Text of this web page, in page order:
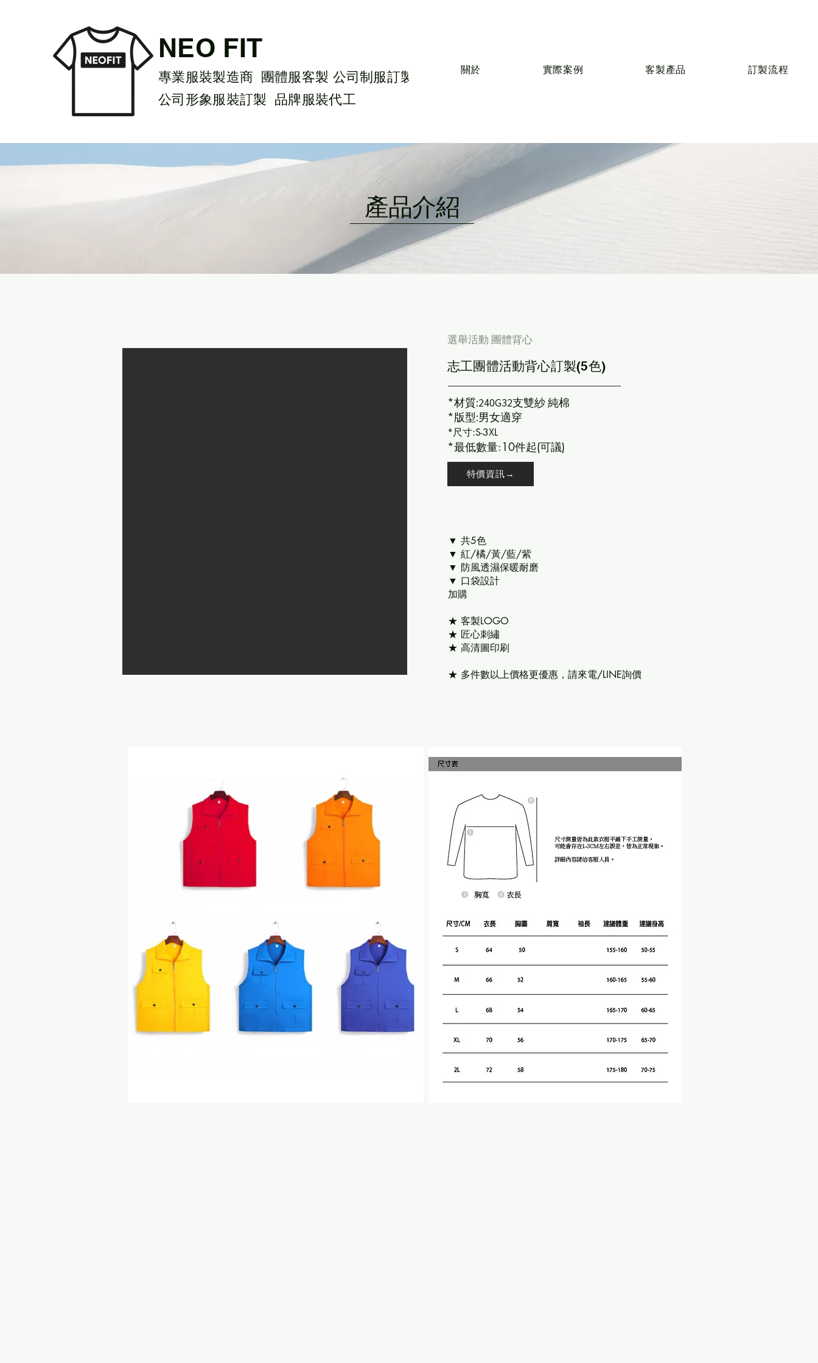
NEO FIT
專業服裝製造商 團體服客製 公司制服訂製
公司形象服裝訂製 品牌服裝代工
關於 實際案例 客製產品 訂製流程
​產品介紹
​選舉活動 團體背心
志工團體活動背心訂製(5色)
*材質:240G32支雙紗 純棉
*版型:男女適穿
*尺寸:S-3XL
*最低數量:10件起(可議)
特價資訊→
▼ 共5色
▼ 紅/橘/黃/藍/紫
▼ 防風透濕保暖耐磨
▼ 口袋設計
​加購
★ 客製LOGO
★ 匠心刺繡
★ 高清圖印刷
★ 多件數以上價格更優惠，請來電/LINE詢價